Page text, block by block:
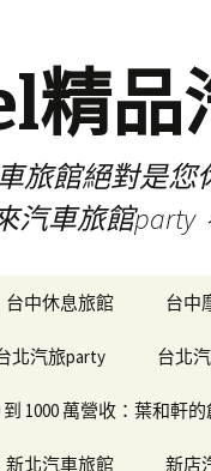
精品
旅館絕對是
汽車旅館party
台中休息旅館 台中
北汽旅party 台北
到 1000 萬營收：葉和軒
新北汽車旅館 新店